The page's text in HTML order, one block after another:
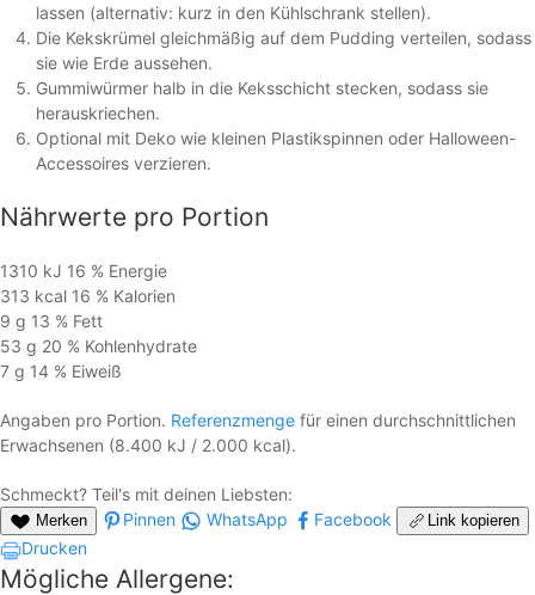
lassen (alternativ: kurz in den Kühlschrank stellen).
Die Kekskrümel gleichmäßig auf dem Pudding verteilen, sodass
sie wie Erde aussehen.
Gummiwürmer halb in die Keksschicht stecken, sodass sie
herauskriechen.
Optional mit Deko wie kleinen Plastikspinnen oder Halloween-
Accessoires verzieren.
Nährwerte pro Portion
1310 kJ 16 % Energie
313 kcal 16 % Kalorien
9 g 13 % Fett
53 g 20 % Kohlen­hydrate
7 g 14 % Eiweiß
Angaben pro Portion. Referenzmenge für einen durchschnittlichen
Erwachsenen (8.400 kJ / 2.000 kcal).
Schmeckt? Teil's mit deinen Liebsten:
Merken Pinnen WhatsApp Facebook Link kopieren
Drucken
Mögliche Allergene: